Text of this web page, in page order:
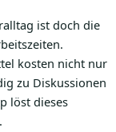
ist doch die
kosten nicht nur
zu Diskussionen
löst dieses